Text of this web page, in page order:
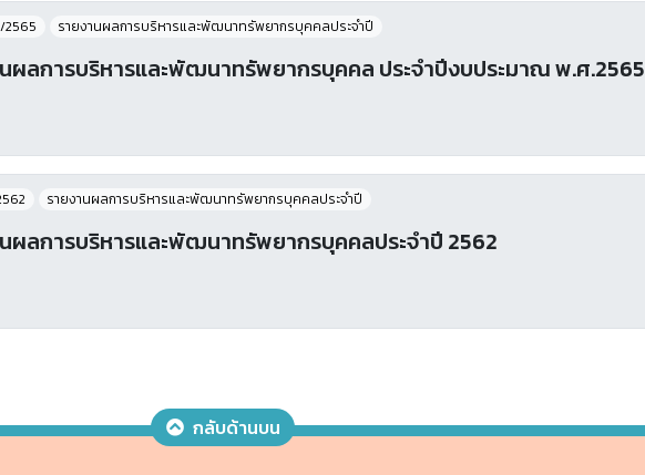
รายงานผลการบริหารและพัฒนาทรัพยากรบุคคลประจําปี
ผลการบริหารและพัฒนาทรัพยากรบุคคล ประจำปีงบประมาณ พ.ศ.2565
รายงานผลการบริหารและพัฒนาทรัพยากรบุคคลประจําปี
ผลการบริหารและพัฒนาทรัพยากรบุคคลประจำปี 2562
กลับด้านบน